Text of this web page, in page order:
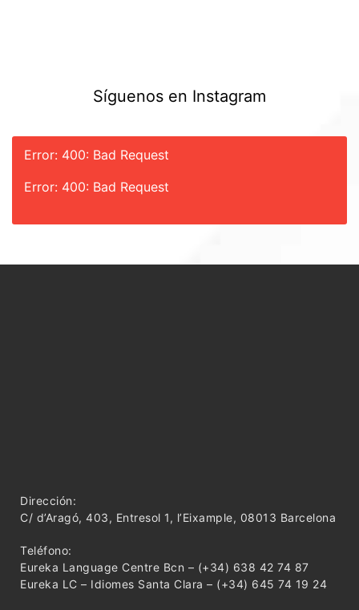
Síguenos en Instagram
Error: 400: Bad Request
Error: 400: Bad Request
Dirección:
C/ d’Aragó, 403, Entresol 1, l’Eixample, 08013 Barcelona
Teléfono:
Eureka Language Centre Bcn – (+34) 638 42 74 87
Eureka LC – Idiomes Santa Clara – (+34) 645 74 19 24